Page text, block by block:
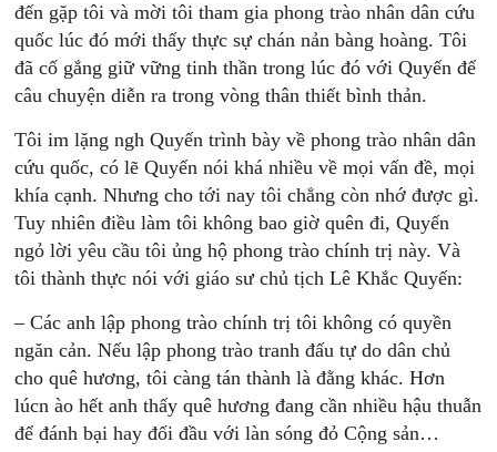
đến gặp tôi và mời tôi tham gia phong trào nhân dân cứu
quốc lúc đó mới thấy thực sự chán nản bàng hoàng. Tôi
đã cố gắng giữ vững tinh thần trong lúc đó với Quyến để
câu chuyện diễn ra trong vòng thân thiết bình thản.
Tôi im lặng ngh Quyến trình bày về phong trào nhân dân
cứu quốc, có lẽ Quyến nói khá nhiều về mọi vấn đề, mọi
khía cạnh. Nhưng cho tới nay tôi chẳng còn nhớ được gì.
Tuy nhiên điều làm tôi không bao giờ quên đi, Quyến
ngỏ lời yêu cầu tôi ủng hộ phong trào chính trị này. Và
tôi thành thực nói với giáo sư chủ tịch Lê Khắc Quyến:
– Các anh lập phong trào chính trị tôi không có quyền
ngăn cản. Nếu lập phong trào tranh đấu tự do dân chủ
cho quê hương, tôi càng tán thành là đằng khác. Hơn
lúcn ào hết anh thấy quê hương đang cần nhiều hậu thuẫn
để đánh bại hay đối đầu với làn sóng đỏ Cộng sản…